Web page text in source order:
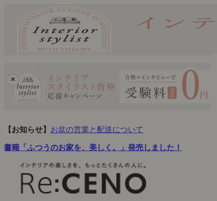
×
【お知らせ】 お盆の営業と配送について
書籍「ふつうのお家を、美しく。」発売しました！